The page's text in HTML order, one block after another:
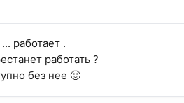
работает .
работать ?
без нее 🙂